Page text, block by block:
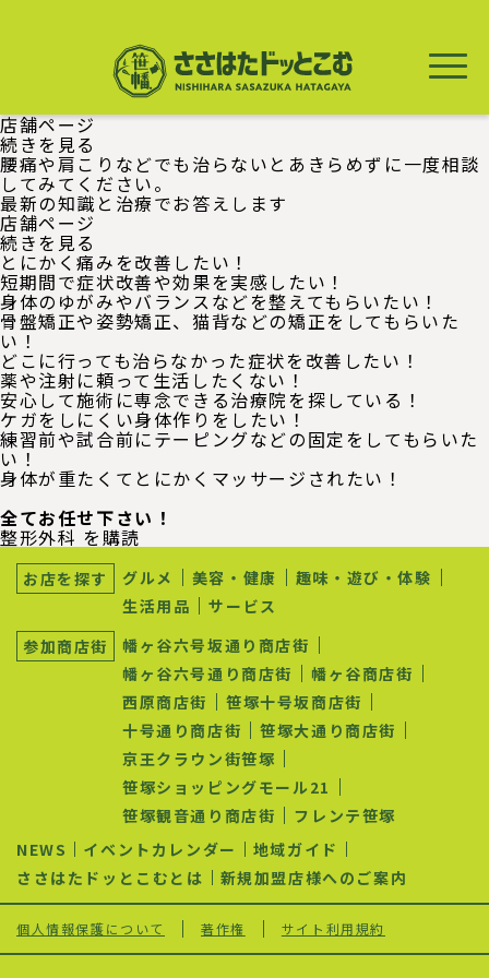
テ
ン
ツ
に
移
動
店舗ページ
店
舗
ペ
ー
ジ
の
続きを見る
腰痛や肩こりなどでも治らないとあきらめずに一度相談
してみてください。
最新の知識と治療でお答えします
店舗ページ
店
舗
ペ
ー
ジ
の
続きを見る
とにかく痛みを改善したい！
短期間で症状改善や効果を実感したい！
身体のゆがみやバランスなどを整えてもらいたい！
骨盤矯正や姿勢矯正、猫背などの矯正をしてもらいた
い！
どこに行っても治らなかった症状を改善したい！
薬や注射に頼って生活したくない！
安心して施術に専念できる治療院を探している！
ケガをしにくい身体作りをしたい！
練習前や試合前にテーピングなどの固定をしてもらいた
い！
身体が重たくてとにかくマッサージされたい！
全てお任せ下さい！
整形外科 を購読
サ
ナ
ゲ
ー
お店を探す グルメ 美容・健康
趣味・遊び・体験
生活用品
サービス
参加商店街
幡ヶ谷六号坂通り商店街
幡ヶ谷六号通り商店街
幡ヶ谷商店街
西原商店街
笹塚十号坂商店街
十号通り商店街
笹塚大通り商店街
京王クラウン街笹塚
笹塚ショッピングモール21
笹塚観音通り商店街
フレンテ笹塚
NEWS
イベントカレンダー
地域ガイド
ささはたドッとこむとは
新規加盟店様へのご案内
個人情報保護について 著作権 サイト利用規約